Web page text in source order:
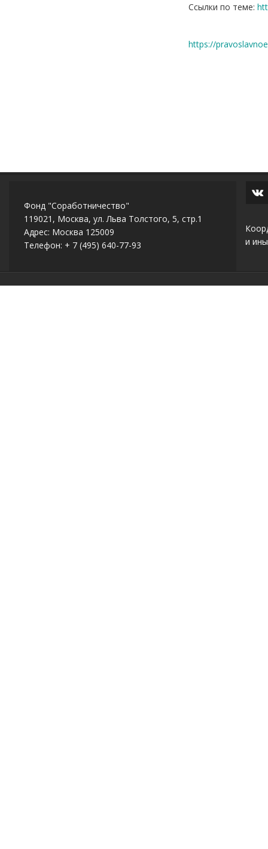
Ссылки по теме:
https://
Фонд "Соработничество"
119021, Москва, ул. Льва Толстого, 5, стр.1
Адрес: Москва 125009
Телефон: + 7 (495) 640-77-93
и